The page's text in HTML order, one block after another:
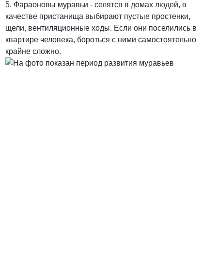
5. Фараоновы муравьи - селятся в домах людей, в
качестве пристанища выбирают пустые простенки,
щели, вентиляционные ходы. Если они поселились в
квартире человека, бороться с ними самостоятельно
крайне сложно.